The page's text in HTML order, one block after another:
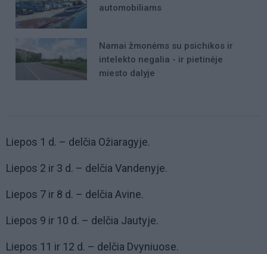
automobiliams
Namai žmonėms su psichikos ir
intelekto negalia - ir pietinėje
miesto dalyje
Liepos 1 d. – delčia Ožiaragyje.
Liepos 2 ir 3 d. – delčia Vandenyje.
Liepos 7 ir 8 d. – delčia Avine.
Liepos 9 ir 10 d. – delčia Jautyje.
Liepos 11 ir 12 d. – delčia Dvyniuose.